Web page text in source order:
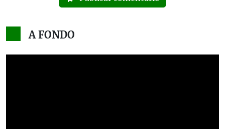
A FONDO